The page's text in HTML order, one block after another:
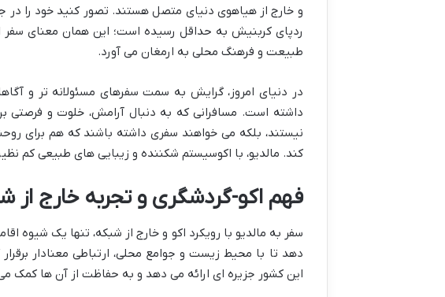
و خارج از هیاهوی دنیای متصل هستند. تصور کنید خود را در
ردپای کربنیش به حداقل رسیده است؛ این همان معنای سفر
طبیعت و فرهنگ محلی به ارمغان می آورد.
در دنیای امروز، گرایش به سمت سفرهای مسئولانه تر و
داشته است. مسافرانی که به دنبال آرامش، خلوت و فرصتی
نیستند، بلکه می خواهند سفری داشته باشند که هم برای
کند. مالدیو، با اکوسیستم شکننده و زیبایی های طبیعی کم
فهم اکو-گردشگری و تجربه خارج از
سفر به مالدیو با رویکرد اکو و خارج از شبکه، تنها یک
دهد تا با محیط زیست و جوامع محلی، ارتباطی معنادار
این کشور جزیره ای ارائه می دهد و به حفاظت از آن ها کمک